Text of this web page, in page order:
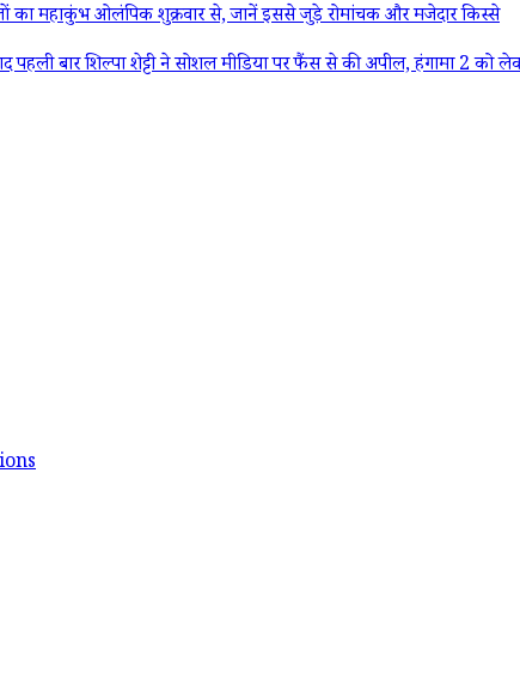
महाकुंभ ओलंपिक शुक्रवार से, जानें इससे जुड़े रोमांचक और मजेदार किस्से
बार शिल्पा शेट्टी ने सोशल मीडिया पर फैंस से की अपील, हंगामा 2 को